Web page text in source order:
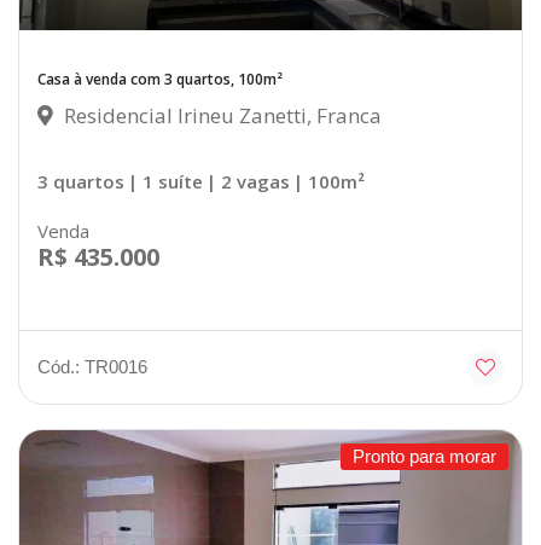
Casa à venda com 3 quartos, 100m²
Residencial Irineu Zanetti, Franca
3 quartos | 1 suíte | 2 vagas | 100m²
Venda
R$ 435.000
Cód.: TR0016
Pronto para morar